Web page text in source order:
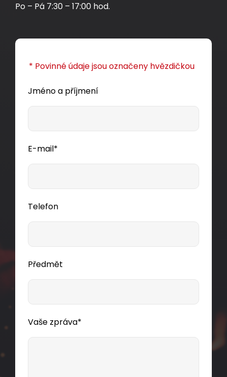
Po – Pá 7:30 – 17:00 hod.
* Povinné údaje jsou označeny hvězdičkou
Jméno a příjmení
E-mail*
Telefon
Předmět
Vaše zpráva*